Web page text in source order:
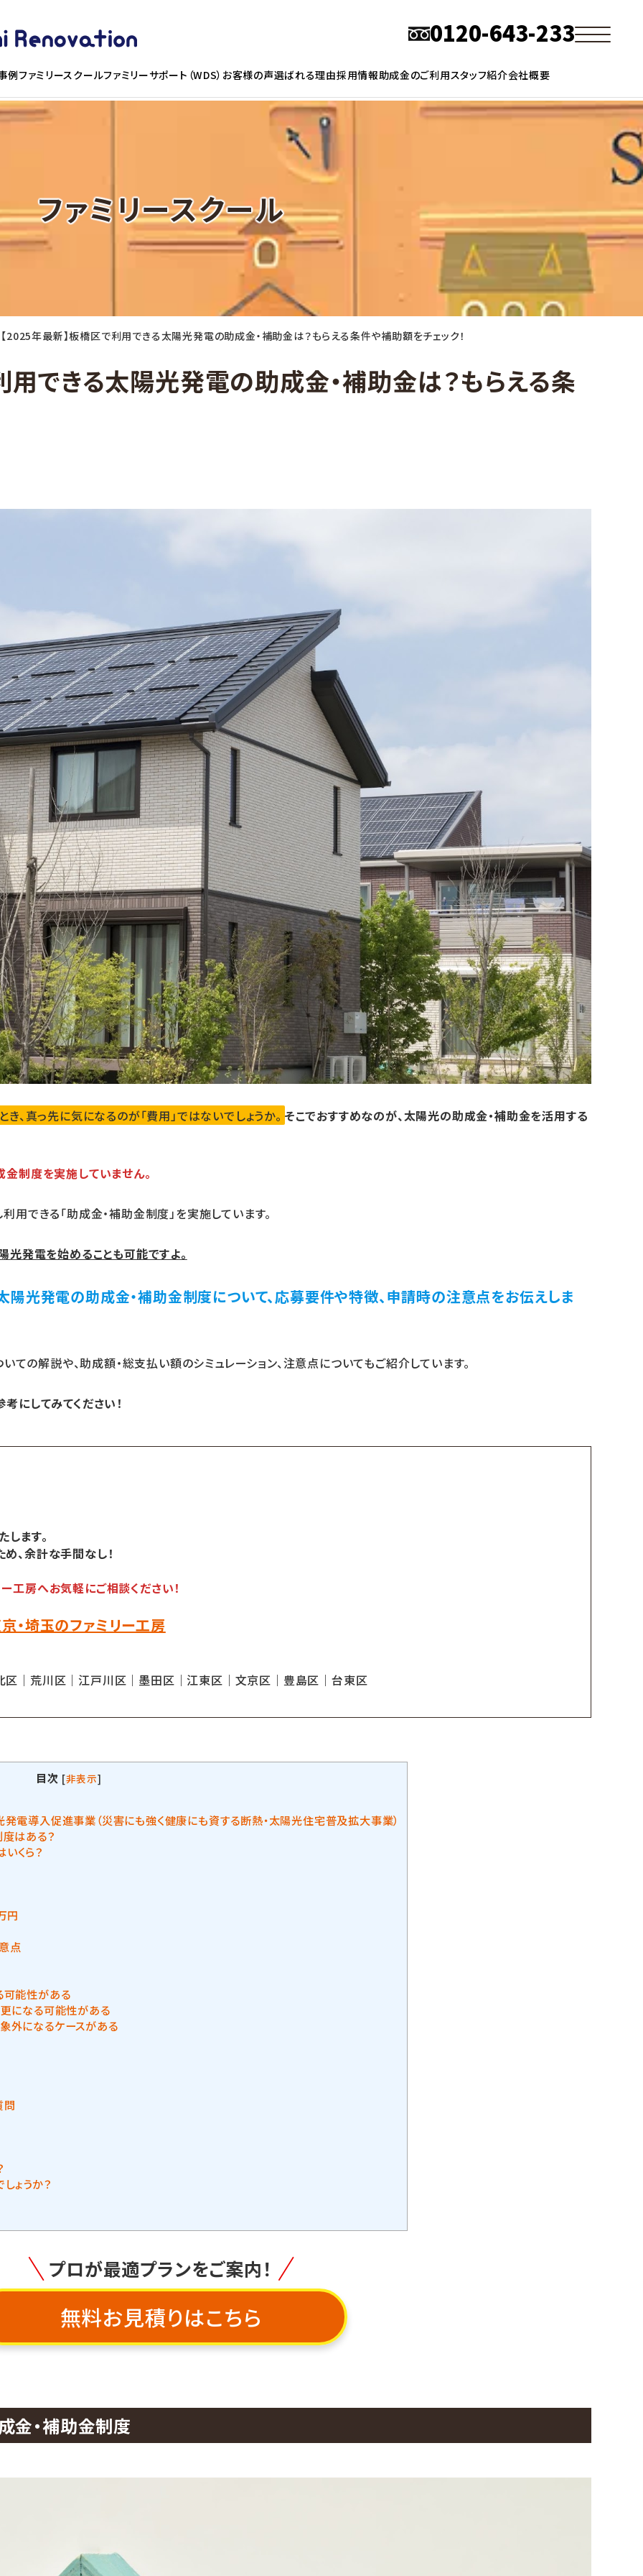
0120-643-233
例ファミリースクールファミリーサポート（WDS）お客様の声選ばれる理由採用情報助成金のご利用スタッフ紹介会社概要
ファミリースクール
【2025年最新】板橋区で利用できる太陽光発電の助成金・補助金は？もらえる条件や補助額をチェック！
用できる太陽光発電の助成金・補助金は？もらえる条
、真っ先に気になるのが「費用」ではないでしょうか。 そこでおすすめなのが、太陽光の助成金・補助金を活用する
制度を実施していません。
できる「助成金・補助金制度」を実施しています。
光発電を始めることも可能ですよ。
陽光発電の助成金・補助金制度について、応募要件や特徴、申請時の注意点をお伝えしま
の解説や、助成額・総支払い額のシミュレーション、注意点についてもご紹介しています。
にしてみてください！
ます。
、余計な手間なし！
工房へお気軽にご相談ください！
・埼玉のファミリー工房
｜荒川区｜江戸川区｜墨田区｜江東区｜文京区｜豊島区｜台東区
目次 [非表示]
電導入促進事業（災害にも強く健康にも資する断熱・太陽光住宅普及拡大事業）
はある？
くら？
円
点
可能性がある
になる可能性がある
外になるケースがある
問
ょうか？
プロが最適プランをご案内！
無料お見積りはこちら
金・補助金制度